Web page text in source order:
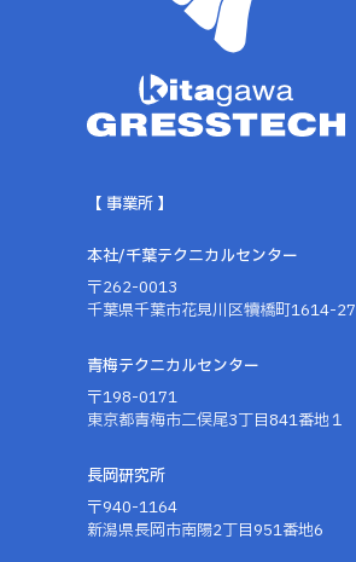
【 事業所 】
本社/千葉テクニカルセンター
〒262-0013
千葉県千葉市花見川区犢橋町1614-27
青梅テクニカルセンター
〒198-0171
東京都青梅市二俣尾3丁目841番地１
長岡研究所
〒940-1164
新潟県長岡市南陽2丁目951番地6